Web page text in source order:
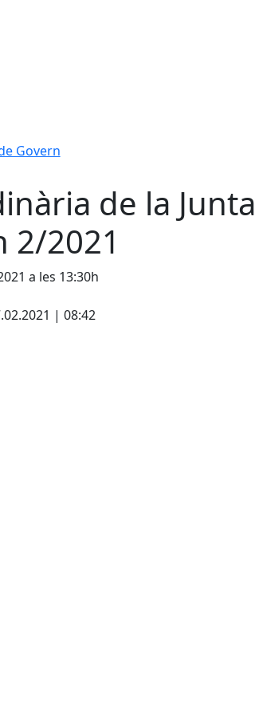
Govern
de la Junta
2/2021
a les 13:30h
| 08:42